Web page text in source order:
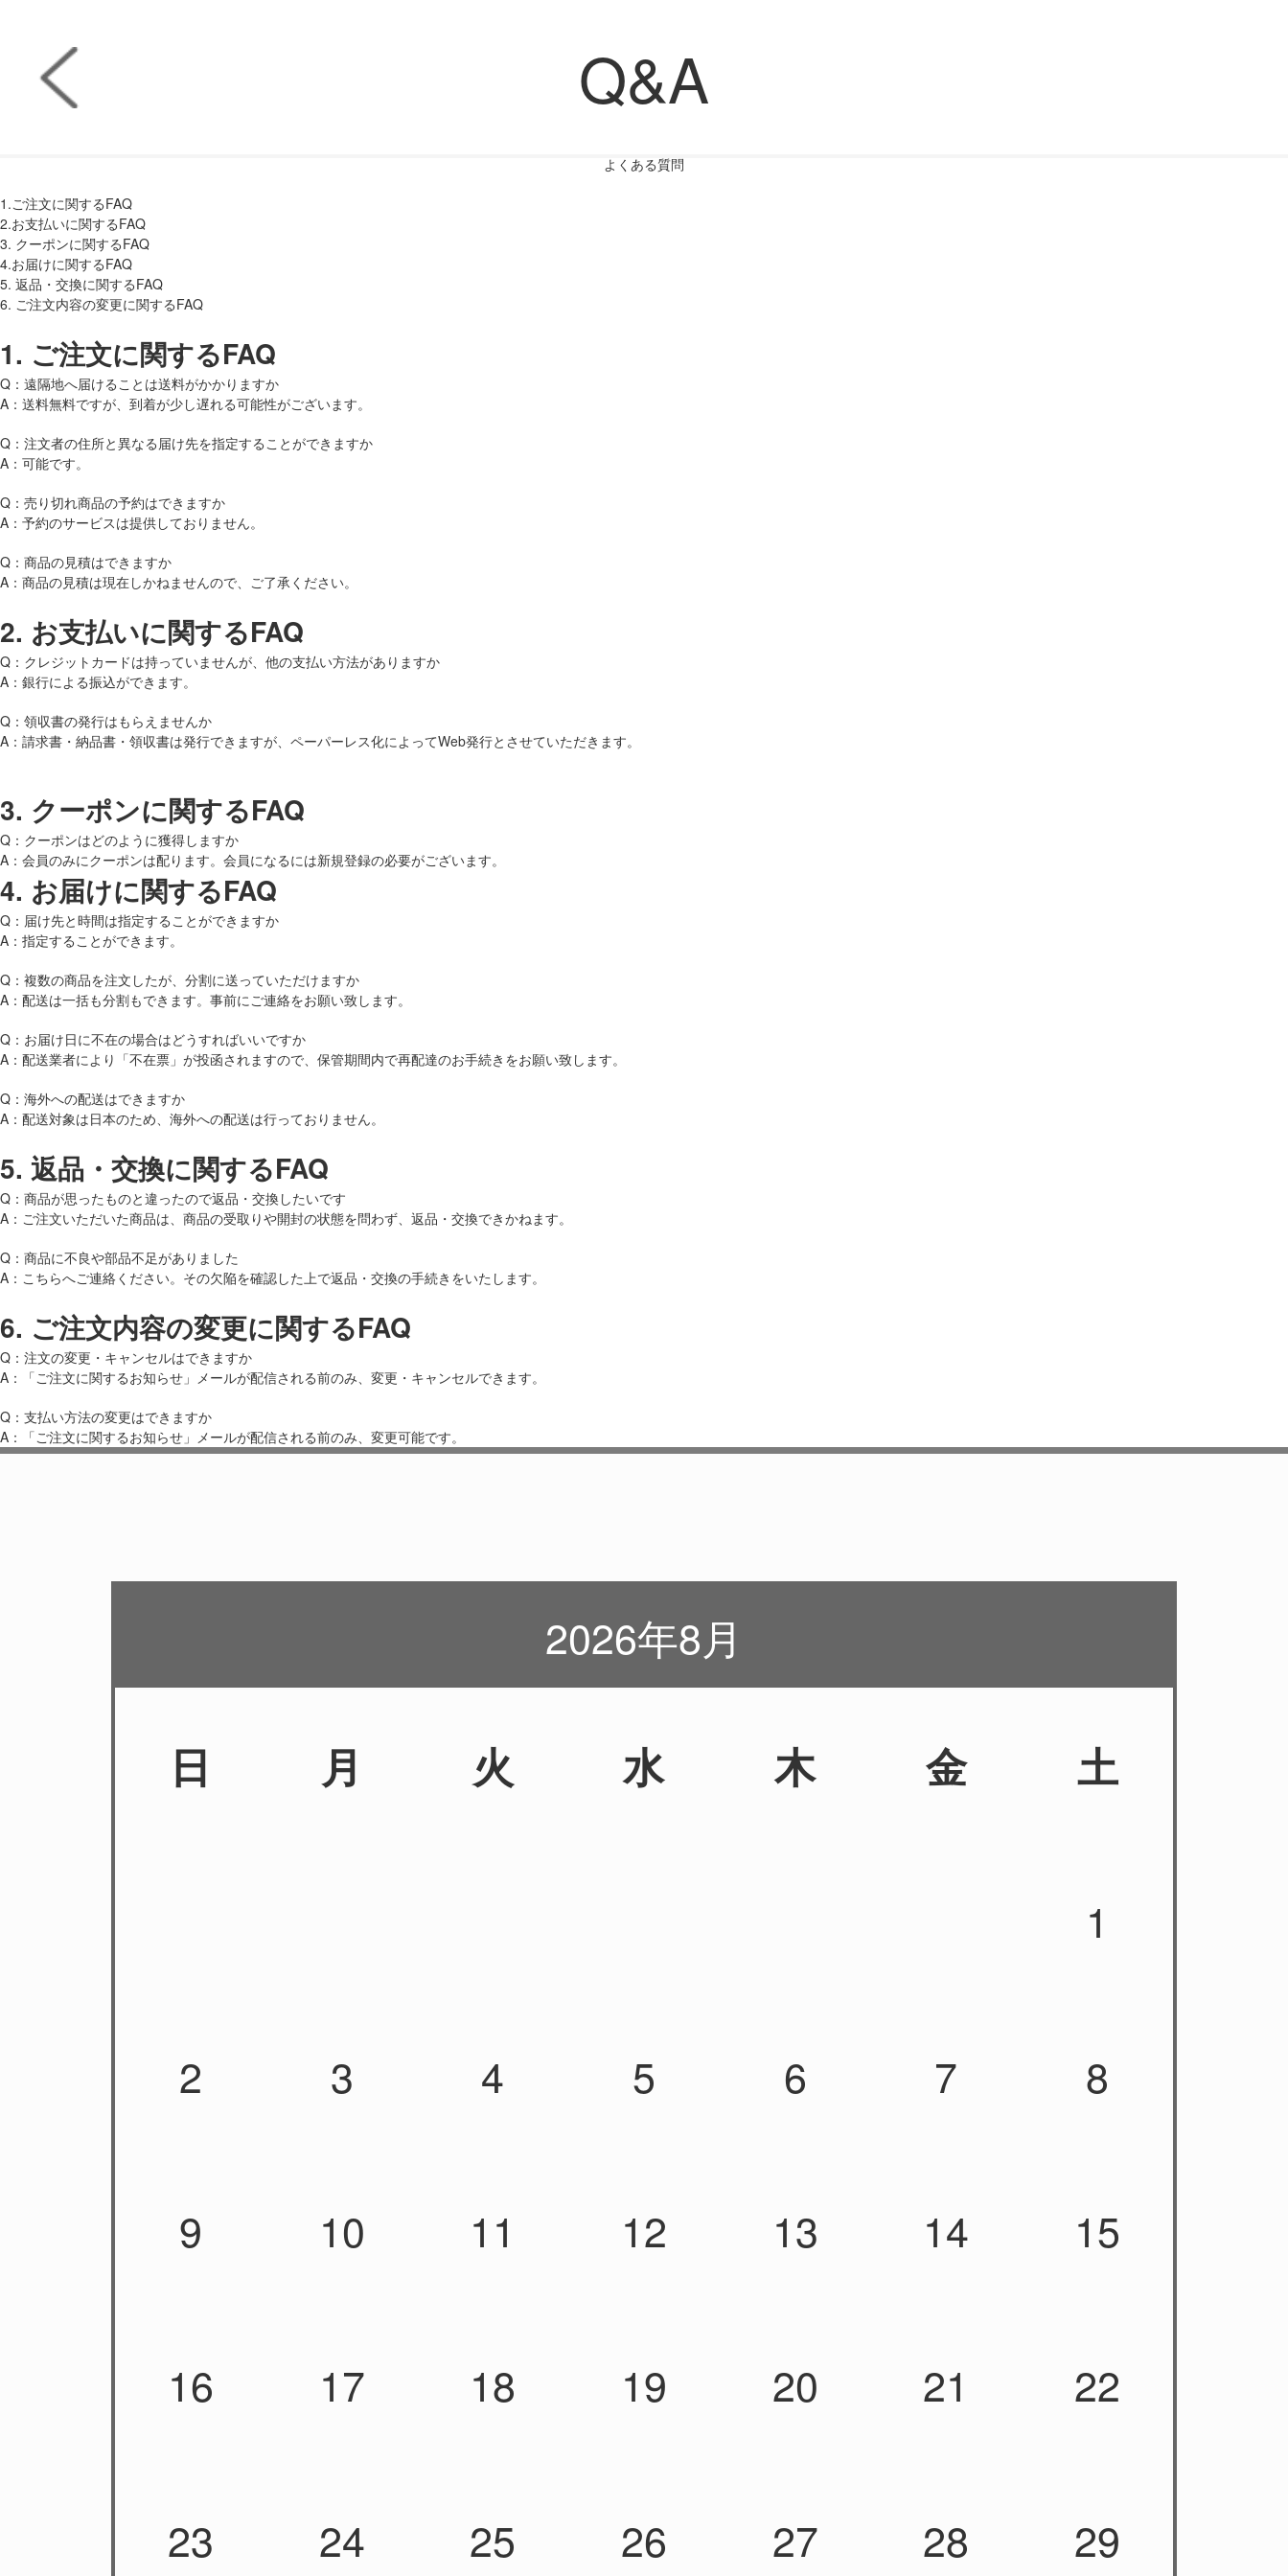
Q&A
よくある質問
1.ご注文に関するFAQ
2.お支払いに関するFAQ
3. クーポンに関するFAQ
4.お届けに関するFAQ
5. 返品・交換に関するFAQ
6. ご注文内容の変更に関するFAQ
1. ご注文に関するFAQ
Q：遠隔地へ届けることは送料がかかりますか
A：送料無料ですが、到着が少し遅れる可能性がございます。
Q：注文者の住所と異なる届け先を指定することができますか
A：可能です。
Q：売り切れ商品の予約はできますか
A：予約のサービスは提供しておりません。
Q：商品の見積はできますか
A：商品の見積は現在しかねませんので、ご了承ください。
2. お支払いに関するFAQ
Q：クレジットカードは持っていませんが、他の支払い方法がありますか
A：銀行による振込ができます。
Q：領収書の発行はもらえませんか
A：請求書・納品書・領収書は発行できますが、ペーパーレス化によってWeb発行とさせていただきます。
3. クーポンに関するFAQ
Q：クーポンはどのように獲得しますか
A：会員のみにクーポンは配ります。会員になるには新規登録の必要がございます。
4. お届けに関するFAQ
Q：届け先と時間は指定することができますか
A：指定することができます。
Q：複数の商品を注文したが、分割に送っていただけますか
A：配送は一括も分割もできます。事前にご連絡をお願い致します。
Q：お届け日に不在の場合はどうすればいいですか
A：配送業者により「不在票」が投函されますので、保管期間内で再配達のお手続きをお願い致します。
Q：海外への配送はできますか
A：配送対象は日本のため、海外への配送は行っておりません。
5. 返品・交換に関するFAQ
Q：商品が思ったものと違ったので返品・交換したいです
A：ご注文いただいた商品は、商品の受取りや開封の状態を問わず、返品・交換できかねます。
Q：商品に不良や部品不足がありました
A：こちらへご連絡ください。その欠陥を確認した上で返品・交換の手続きをいたします。
6. ご注文内容の変更に関するFAQ
Q：注文の変更・キャンセルはできますか
A：「ご注文に関するお知らせ」メールが配信される前のみ、変更・キャンセルできます。
Q：支払い方法の変更はできますか
A：「ご注文に関するお知らせ」メールが配信される前のみ、変更可能です。
2026年8月
日 月 火 水 木 金 土
1
2 3 4 5 6 7 8
9 10 11 12 13 14 15
16 17 18 19 20 21 22
23 24 25 26 27 28 29